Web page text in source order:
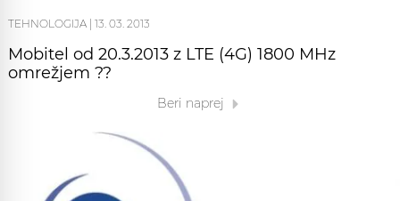
TEHNOLOGIJA 13. 03. 2013
Mobitel od 20.3.2013 z LTE (4G) 1800 MHz
omrežjem ??
Beri naprej